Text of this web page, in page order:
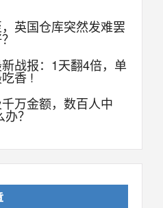
英国仓库突然发难罢
战报：1天翻4倍，单
香 !
万金额，数百人中
办？